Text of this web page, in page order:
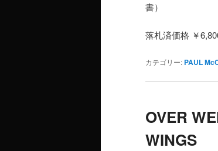
書）
落札済価格 ￥
カテゴリー: PAUL
OVER
WINGS